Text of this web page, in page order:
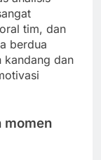
tim, dan
berdua
kandang dan
momen